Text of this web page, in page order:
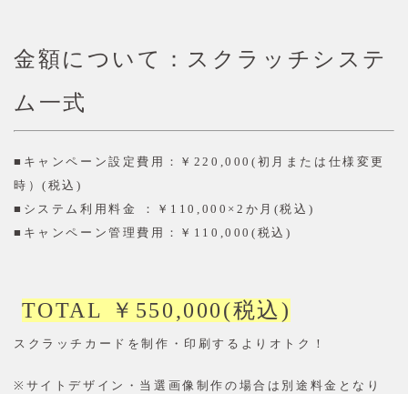
金額について：スクラッチシステ
ム一式
■ キャンペーン設定費用：￥ 220,000( 初月または仕様変更
時）(税込)
■ システム利用料金 ：￥ 110,000×2 か月(税込)
■ キャンペーン管理費用：￥ 110,000(税込)
TOTAL ￥ 550,000(税込)
スクラッチカードを制作・印刷するよりオトク！
※ サイトデザイン・当選画像制作の場合は別途料金となり